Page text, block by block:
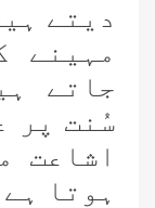
دیتے
مہینے
جاتے
سُنت پر
اشاعت
ہوتا